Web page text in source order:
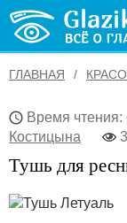
ГЛАВНАЯ
Время чтения:
Костицына
Тушь для